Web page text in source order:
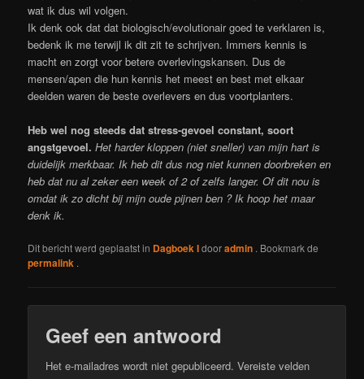
wat ik dus wil volgen.
Ik denk ook dat dat biologisch/evolutionair goed te verklaren is,
bedenk ik me terwijl ik dit zit te schrijven. Immers kennis is
macht en zorgt voor betere overlevingskansen. Dus de
mensen/apen die hun kennis het meest en best met elkaar
deelden waren de beste overlevers en dus voortplanters.
Heb wel nog steeds dat stress-gevoel constant, soort
angstgevoel. Het harder kloppen (niet sneller) van mijn hart is
duidelijk merkbaar. Ik heb dit dus nog niet kunnen doorbreken en
heb dat nu al zeker een week of 2 of zelfs langer. Of dit nou is
omdat ik zo dicht bij mijn oude pijnen ben ? Ik hoop het maar
denk ik.
Dit bericht werd geplaatst in Dagboek Idooradmin . Bookmark de
permalink .
Geef een antwoord
Het e-mailadres wordt niet gepubliceerd. Vereiste velden